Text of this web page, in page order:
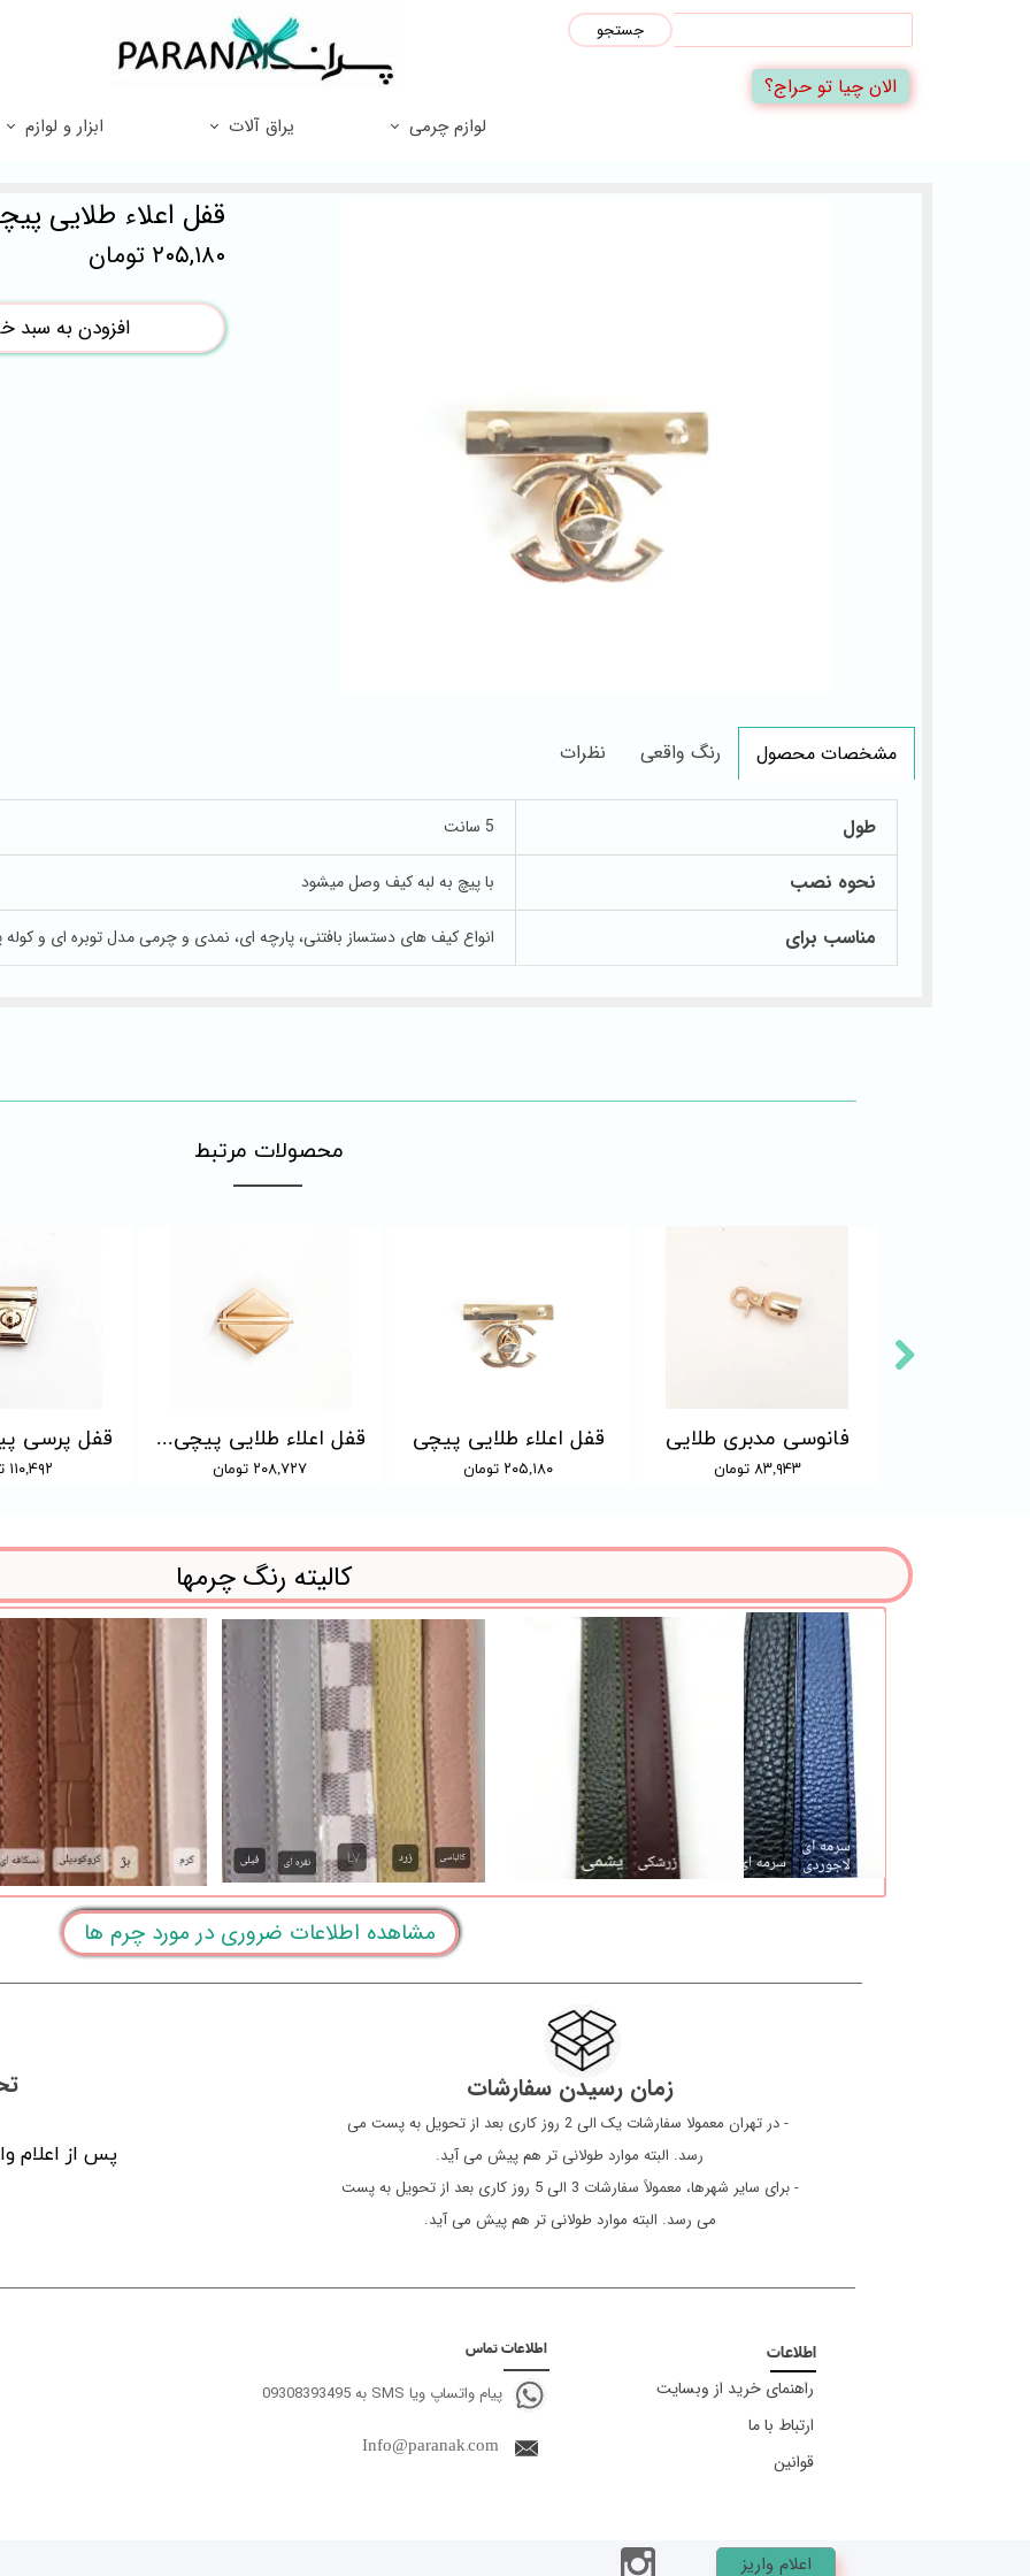
جستجو
لوازم چرمی یراق آلات ابزار و لوازم
الان چیا تو حراج؟
قفل اعلاء طلایی
۲۰۵,۱۸۰ تومان
افزودن به سبد
مشخصات محصول رنگ واقعی نظرات
طول 5 سانت
نحوه نصب با پیچ به لبه کیف وصل میشود
مناسب برای انواع کیف های دستساز بافتنی، پارچه ای، نمدی و چرمی مدل توبره ای و
قفل پرسی
۱۱۰,۴۹۲ تومان
قفل اعلاء طلایی پیچی آهن ربایی
۲۰۸,۷۲۷ تومان
قفل اعلاء طلایی پیچی
۲۰۵,۱۸۰ تومان
فانوسی مدبری طلایی
۸۳,۹۴۳ تومان
​محصولات مرتبط
اعلام واریز
اطلاعات
راهنمای خرید از وبسایت
ارتباط با ما
قوانین
اطلاعات تماس
پیام واتساپ ویا SMS به 09308393495
Info@paranak.com
پس از اعلام
زمان رسیدن سفارشات
​​​​​​​ - در تهران معمولا سفارشات یک الی 2 روز کاری بعد از تحویل به پست می
رسد. البته موارد طولانی تر هم پیش می آید.
- برای سایر شهرها، معمولاً سفارشات 3 الی 5 روز کاری بعد از تحویل به پست
می رسد. البته موارد طولانی تر هم پیش می آید.
کالیته رنگ چرمها
مشاهده اطلاعات ضروری در مورد چرم ها